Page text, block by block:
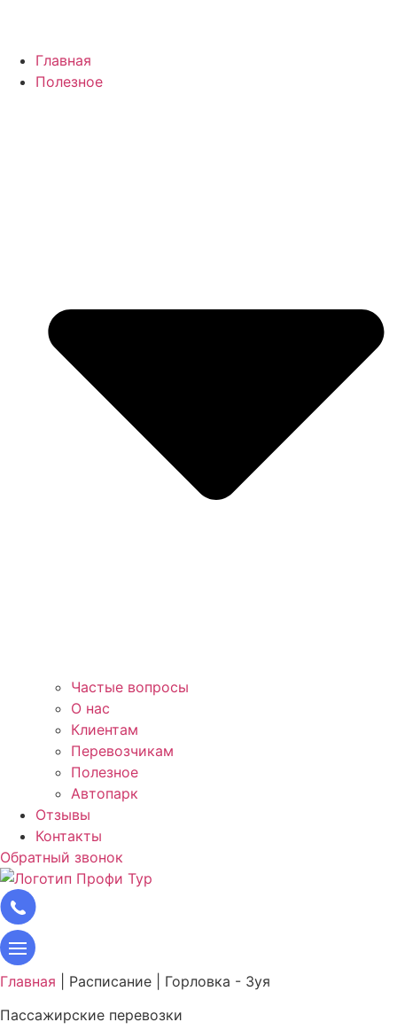
Главная
Полезное
Частые вопросы
О нас
Клиентам
Перевозчикам
Полезное
Автопарк
Отзывы
Контакты
Обратный звонок
Главная Расписание
Горловка - Зуя
Пассажирские перевозки